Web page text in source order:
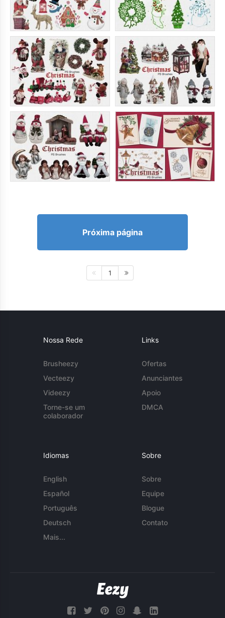
Próxima página
1
Nossa Rede
Brusheezy
Vecteezy
Videezy
Torne-se um
colaborador
Links
Ofertas
Anunciantes
Apoio
DMCA
Idiomas
English
Español
Português
Deutsch
Mais...
Sobre
Sobre
Equipe
Blogue
Contato